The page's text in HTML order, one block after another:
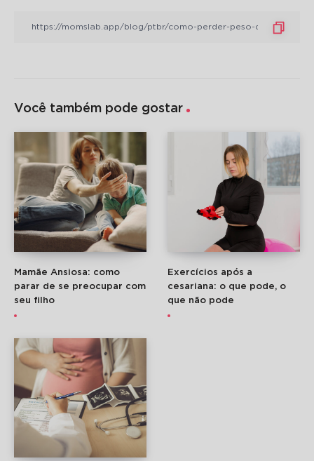
Você também pode gostar
Mamãe Ansiosa: como
parar de se preocupar com
seu filho
Exercícios após a
cesariana: o que pode, o
que não pode